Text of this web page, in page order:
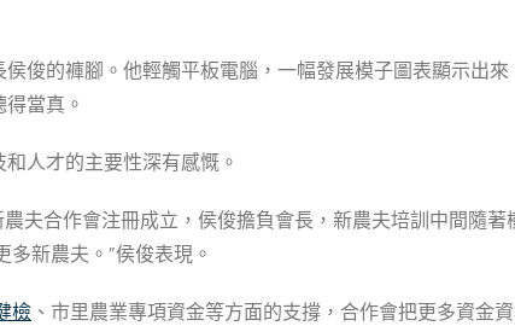
俊的褲腳。他輕觸平板電腦，一幅發展模子圖表顯示出
當真。
人才的主要性深有感慨。
農夫合作會注冊成立，侯俊擔負會長，新農夫培訓中間隨
多新農夫。”侯俊表現。
檢 、市里農業專項資金等方面的支撐，合作會把更多資金